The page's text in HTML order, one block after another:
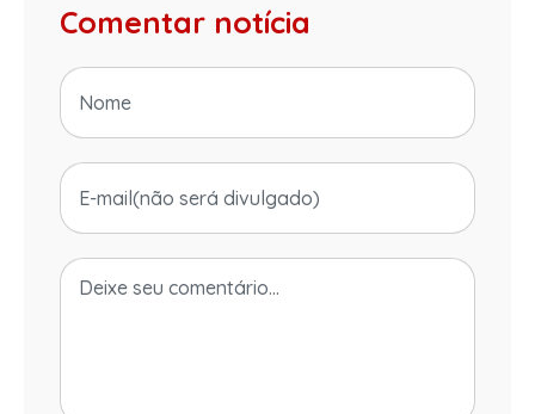
Comentar notícia